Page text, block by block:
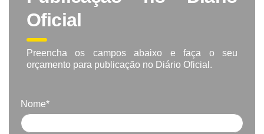
Oficial
Preencha os campos abaixo e faça o seu
orçamento para publicação no Diário Oficial.
Nome*